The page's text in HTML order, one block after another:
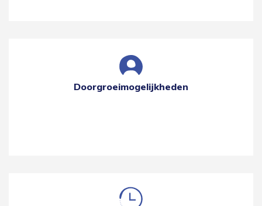
Doorgroeimogelijkheden